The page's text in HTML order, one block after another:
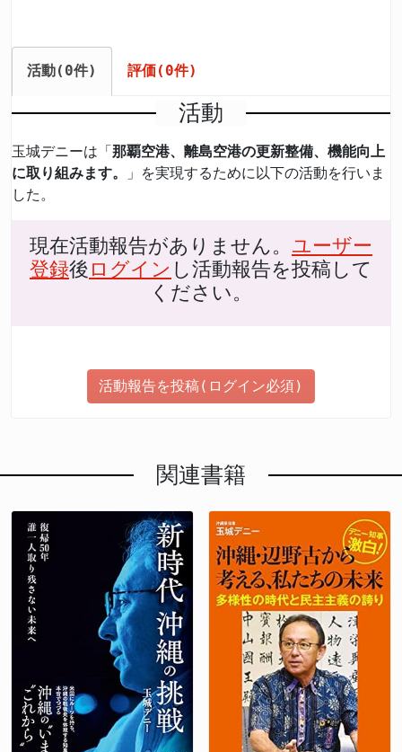
活動(0件) 評価(0件)
活動
玉城デニーは「那覇空港、離島空港の更新整備、機能向上
に取り組みます。
」を実現するために以下の活動を行いま
した。
現在活動報告がありません。 ユーザー
登録後 ログイン し活動報告を投稿して
ください。
活動報告を投稿(ログイン必須)
関連書籍